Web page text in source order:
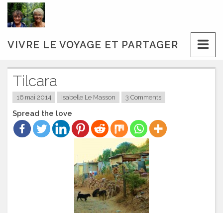
Skip
content
VIVRE LE VOYAGE ET PARTAGER
Tilcara
16 mai 2014 Isabelle Le Masson 3 Comments
Spread the love